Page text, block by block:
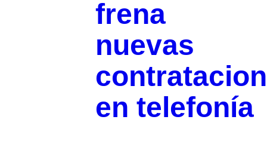
frena
nuevas
en telefonía